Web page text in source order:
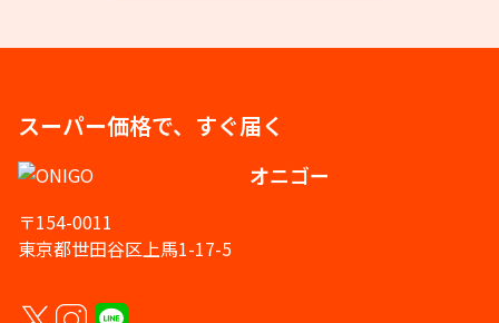
スーパー価格で、すぐ届く
オニゴー
〒154-0011
東京都世田谷区上馬1-17-5